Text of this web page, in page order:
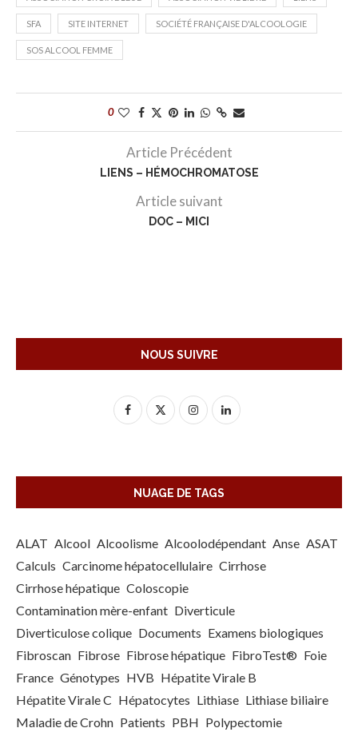
SFA SITE INTERNET SOCIÉTÉ FRANÇAISE D'ALCOOLOGIE
SOS ALCOOL FEMME
0
Article Précédent
LIENS – HÉMOCHROMATOSE
Article suivant
DOC – MICI
NOUS SUIVRE
NUAGE DE TAGS
ALAT Alcool Alcoolisme Alcoolodépendant Anse ASAT
Calculs Carcinome hépatocellulaire Cirrhose
Cirrhose hépatique Coloscopie
Contamination mère-enfant Diverticule
Diverticulose colique Documents Examens biologiques
Fibroscan Fibrose Fibrose hépatique FibroTest® Foie
France Génotypes HVB Hépatite Virale B
Hépatite Virale C Hépatocytes Lithiase Lithiase biliaire
Maladie de Crohn Patients PBH Polypectomie